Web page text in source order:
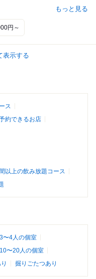
もっと見る
円～
表示する
ス
約できるお店
以上の飲み放題コース
3〜4人の個室
10〜20人の個室
掘りごたつあり